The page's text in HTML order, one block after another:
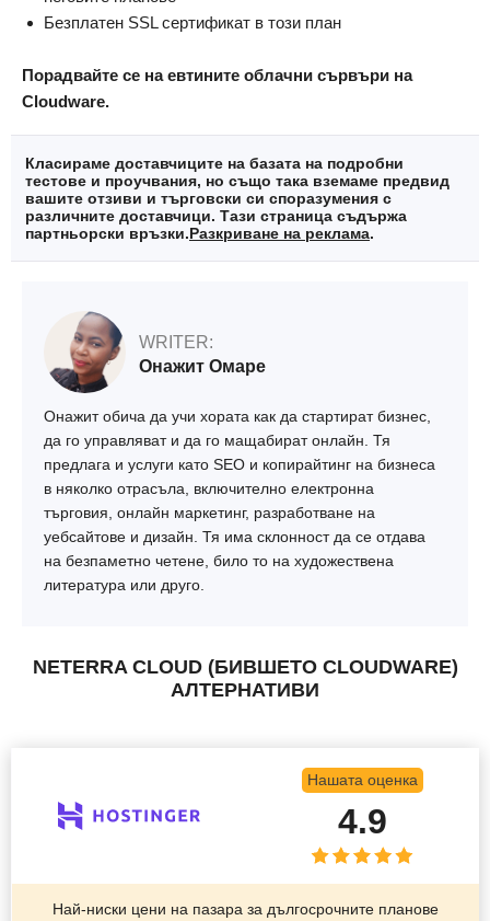
Безплатен SSL сертификат в този план
Порадвайте се на евтините облачни сървъри на
Cloudware.
Класираме доставчиците на базата на подробни
тестове и проучвания, но също така вземаме предвид
вашите отзиви и търговски си споразумения с
различните доставчици. Тази страница съдържа
партньорски връзки.Разкриване на реклама.
WRITER:
Онажит Омаре
Онажит обича да учи хората как да стартират бизнес,
да го управляват и да го мащабират онлайн. Тя
предлага и услуги като SEO и копирайтинг на бизнеса
в няколко отрасъла, включително електронна
търговия, онлайн маркетинг, разработване на
уебсайтове и дизайн. Тя има склонност да се отдава
на безпаметно четене, било то на художествена
литература или друго.
NETERRA CLOUD (БИВШЕТО CLOUDWARE)
АЛТЕРНАТИВИ
Нашата оценка
4.9
Най-ниски цени на пазара за дългосрочните планове